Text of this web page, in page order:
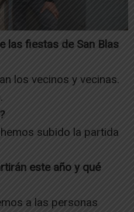
las fiestas de San Blas
los vecinos y vecinas.
subido la partida
este año y qué
a las personas